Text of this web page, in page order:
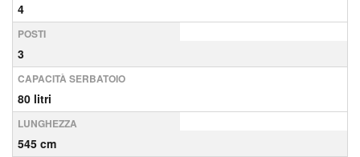
4
POSTI
3
CAPACITÀ SERBATOIO
80 litri
LUNGHEZZA
545 cm